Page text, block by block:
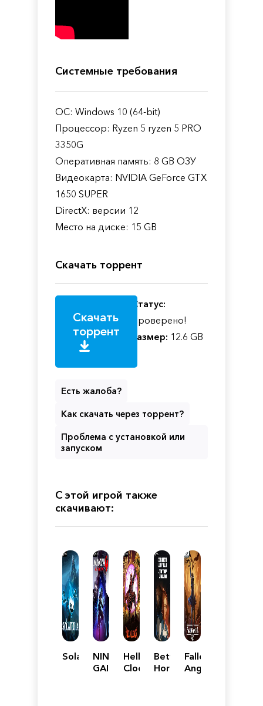
Системные требования
ОС: Windows 10 (64-bit)
Процессор: Ryzen 5 ryzen 5 PRO
3350G
Оперативная память: 8 GB ОЗУ
Видеокарта: NVIDIA GeForce GTX
1650 SUPER
DirectX: версии 12
Место на диске: 15 GB
Скачать торрент
Скачать
торрент
Статус:
Проверено!
Размер: 12.6 GB
Есть жалоба?
Как скачать через торрент?
Проблема с установкой или
запуском
С этой игрой также
скачивают:
SolateriaNINJA
GAIDEN
Hell
Clock
Between
Horizons
Fallen
Angel